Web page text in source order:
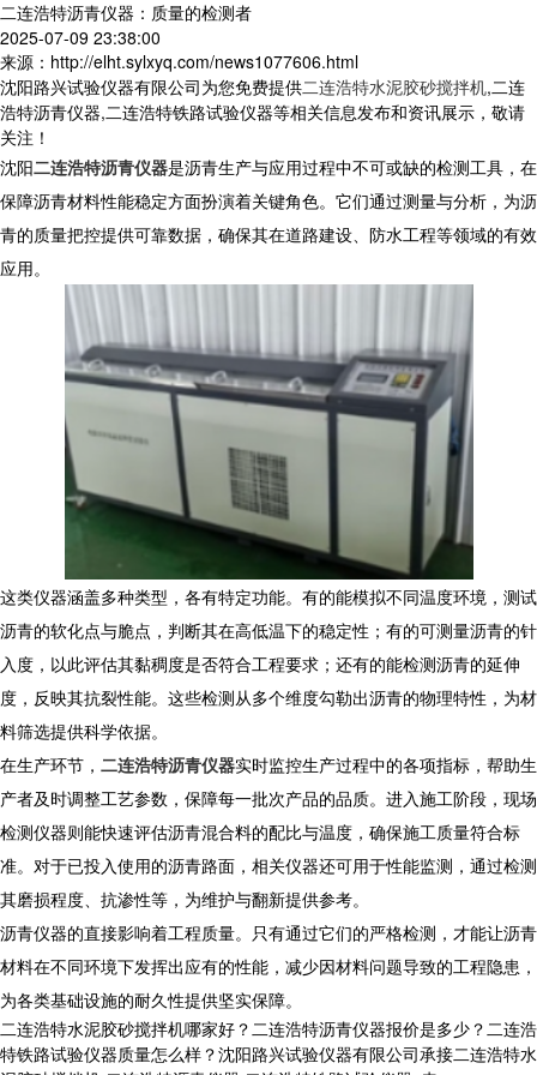
二连浩特沥青仪器：质量的检测者
2025-07-09 23:38:00
来源：http://elht.sylxyq.com/news1077606.html
沈阳路兴试验仪器有限公司为您免费提供二连浩特水泥胶砂搅拌机,二连
浩特沥青仪器,二连浩特铁路试验仪器等相关信息发布和资讯展示，敬请
关注！
沈阳二连浩特沥青仪器是沥青生产与应用过程中不可或缺的检测工具，在
保障沥青材料性能稳定方面扮演着关键角色。它们通过测量与分析，为沥
青的质量把控提供可靠数据，确保其在道路建设、防水工程等领域的有效
应用。
这类仪器涵盖多种类型，各有特定功能。有的能模拟不同温度环境，测试
沥青的软化点与脆点，判断其在高低温下的稳定性；有的可测量沥青的针
入度，以此评估其黏稠度是否符合工程要求；还有的能检测沥青的延伸
度，反映其抗裂性能。这些检测从多个维度勾勒出沥青的物理特性，为材
料筛选提供科学依据。
在生产环节， 二连浩特沥青仪器实时监控生产过程中的各项指标，帮助生
产者及时调整工艺参数，保障每一批次产品的品质。进入施工阶段，现场
检测仪器则能快速评估沥青混合料的配比与温度，确保施工质量符合标
准。对于已投入使用的沥青路面，相关仪器还可用于性能监测，通过检测
其磨损程度、抗渗性等，为维护与翻新提供参考。
沥青仪器的直接影响着工程质量。只有通过它们的严格检测，才能让沥青
材料在不同环境下发挥出应有的性能，减少因材料问题导致的工程隐患，
为各类基础设施的耐久性提供坚实保障。
二连浩特水泥胶砂搅拌机哪家好？二连浩特沥青仪器报价是多少？二连浩
特铁路试验仪器质量怎么样？沈阳路兴试验仪器有限公司承接二连浩特水